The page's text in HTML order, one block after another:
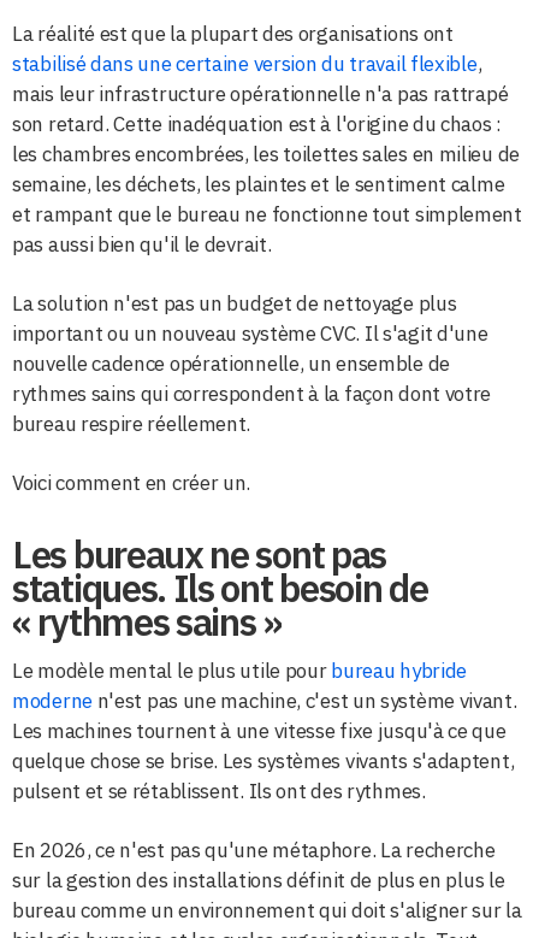
La réalité est que la plupart des organisations ont
stabilisé dans une certaine version du travail flexible,
mais leur infrastructure opérationnelle n'a pas rattrapé
son retard. Cette inadéquation est à l'origine du chaos :
les chambres encombrées, les toilettes sales en milieu de
semaine, les déchets, les plaintes et le sentiment calme
et rampant que le bureau ne fonctionne tout simplement
pas aussi bien qu'il le devrait.
La solution n'est pas un budget de nettoyage plus
important ou un nouveau système CVC. Il s'agit d'une
nouvelle cadence opérationnelle, un ensemble de
rythmes sains qui correspondent à la façon dont votre
bureau respire réellement.
Voici comment en créer un.
Les bureaux ne sont pas
statiques. Ils ont besoin de
« rythmes sains »
Le modèle mental le plus utile pourbureau hybride
modernen'est pas une machine, c'est un système vivant.
Les machines tournent à une vitesse fixe jusqu'à ce que
quelque chose se brise. Les systèmes vivants s'adaptent,
pulsent et se rétablissent. Ils ont des rythmes.
En 2026, ce n'est pas qu'une métaphore. La recherche
sur la gestion des installations définit de plus en plus le
bureau comme un environnement qui doit s'aligner sur la